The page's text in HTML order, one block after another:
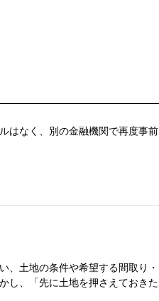
はなく、別の金融機関で再度事前
、土地の条件や希望する間取り・
し、「先に土地を押さえておきた